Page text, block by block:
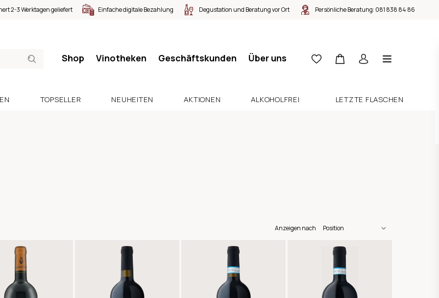
2-3 Werktagen geliefert Einfache digitale Bezahlung Degustation und Beratung vor Ort Persönliche Beratung: 081 838 84 86
Shop Vinotheken Geschäftskunden Über uns
TOPSELLER NEUHEITEN AKTIONEN ALKOHOLFREI LETZTE FLASCHEN
Anzeigen nach